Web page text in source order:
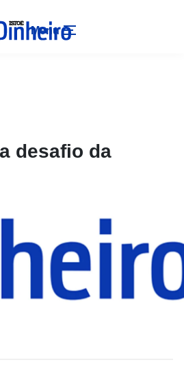
Menu
desafio da